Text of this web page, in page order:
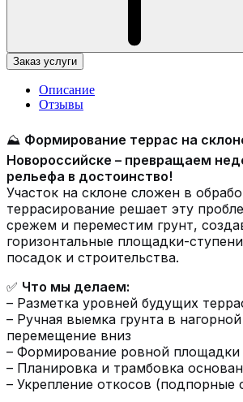
Заказ услуги
Описание
Отзывы
⛰ Формирование террас на
Новороссийске – превращаем
рельефа в достоинство!
Участок на склоне сложен в
террасирование решает эту
срежем и переместим грунт,
горизонтальные площадки-
посадок и строительства.
✅ Что мы делаем:
– Разметка уровней будущих
– Ручная выемка грунта в
перемещение вниз
– Формирование ровной площадки
– Планировка и трамбовка
– Укрепление откосов (подпорные